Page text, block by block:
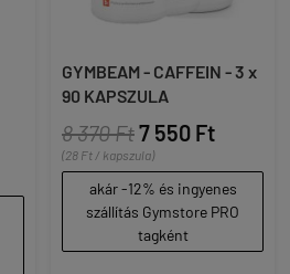
GYMBEAM - CAFFEIN - 3 x
90 KAPSZULA
8 370 Ft7 550 Ft
(28 Ft / kapszula)
akár -12% és ingyenes
szállítás Gymstore PRO
tagként